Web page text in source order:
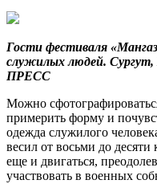
Гости фестиваля
служилых людей.
ПРЕСС
Можно
примерить форму и
одежда служилого
весил от восьми до
еще и двигаться,
участвовать в военных